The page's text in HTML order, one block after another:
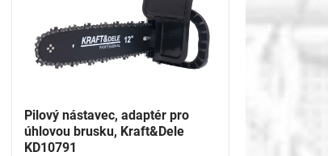
Pilový nástavec, adaptér pro
úhlovou brusku, Kraft&Dele
KD10791